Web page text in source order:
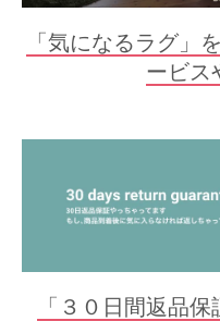
「気になるラグ」
ービス
「３０日間返品